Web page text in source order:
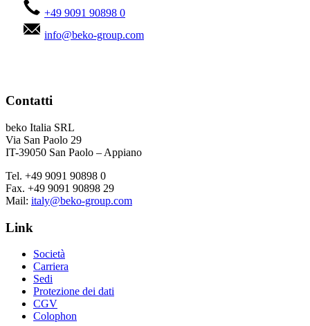
+49 9091 90898 0
info@beko-group.com
Contatti
beko Italia SRL
Via San Paolo 29
IT-39050 San Paolo – Appiano
Tel. +49 9091 90898 0
Fax. +49 9091 90898 29
Mail: italy@beko-group.com
Link
Società
Carriera
Sedi
Protezione dei dati
CGV
Colophon